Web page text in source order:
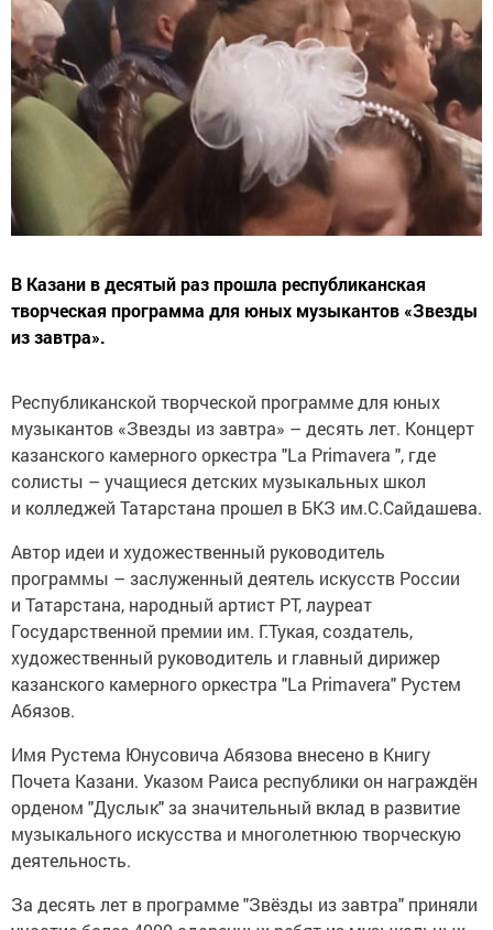
В Казани в десятый раз прошла республиканская
творческая программа для юных музыкантов «Звезды
из завтра».
Республиканской творческой программе для юных
музыкантов «Звезды из завтра» – десять лет. Концерт
казанского камерного оркестра "La Primavera ", где
солисты – учащиеся детских музыкальных школ
и колледжей Татарстана прошел в БКЗ им.С.Сайдашева.
Автор идеи и художественный руководитель
программы – заслуженный деятель искусств России
и Татарстана, народный артист РТ, лауреат
Государственной премии им. Г.Тукая, создатель,
художественный руководитель и главный дирижер
казанского камерного оркестра "La Primavera" Рустем
Абязов.
Имя Рустема Юнусовича Абязова внесено в Книгу
Почета Казани. Указом Раиса республики он награждён
орденом "Дуслык" за значительный вклад в развитие
музыкального искусства и многолетнюю творческую
деятельность.
За десять лет в программе "Звёзды из завтра" приняли